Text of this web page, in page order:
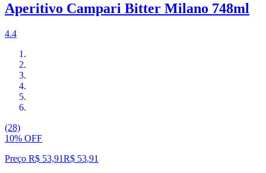
Aperitivo Campari Bitter Milano 748ml
4.4
(28)
10% OFF
Preço R$ 53,91R$ 53,91